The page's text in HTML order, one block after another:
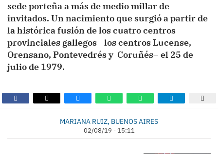
sede porteña a más de medio millar de
invitados. Un nacimiento que surgió a partir de
la histórica fusión de los cuatro centros
provinciales gallegos –los centros Lucense,
Orensano, Pontevedrés y Coruñés– el 25 de
julio de 1979.
MARIANA RUIZ, BUENOS AIRES
02/08/19 - 15:11